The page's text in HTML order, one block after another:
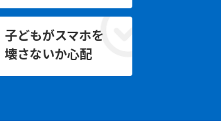
子どもがスマホを
壊さないか心配